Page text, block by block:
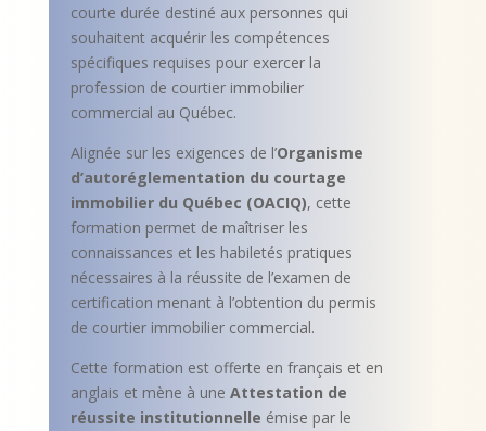
courte durée destiné aux personnes qui
souhaitent acquérir les compétences
spécifiques requises pour exercer la
profession de courtier immobilier
commercial au Québec.
Alignée sur les exigences de l’Organisme
d’autoréglementation du courtage
immobilier du Québec (OACIQ), cette
formation permet de maîtriser les
connaissances et les habiletés pratiques
nécessaires à la réussite de l’examen de
certification menant à l’obtention du permis
de courtier immobilier commercial.
Cette formation est offerte en français et en
anglais et mène à une Attestation de
réussite institutionnelle émise par le